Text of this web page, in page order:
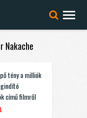
Nakache
tény a milliók
című filmről